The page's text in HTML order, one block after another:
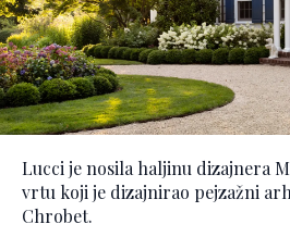
Lucci je nosila haljinu dizajnera
vrtu koji je dizajnirao pejzažni
Chrobet.